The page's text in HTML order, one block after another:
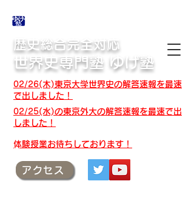
歴史総合完全対応
世界史専門塾 ゆげ塾
02/25(水)の東京外大の解答速報を最速で出
しました！
​体験授業お待ちしております！
アクセス
02/26(木)東京大学世界史の解答速報を最速
で出しました！